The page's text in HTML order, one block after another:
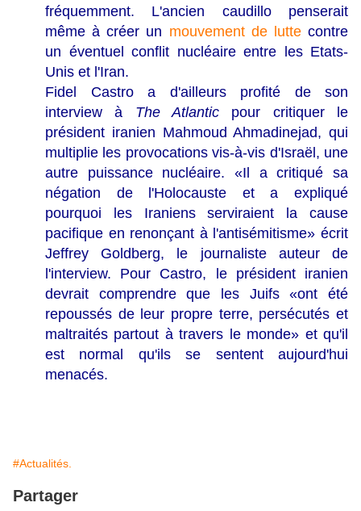
fréquemment. L'ancien caudillo penserait
même à créer un mouvement de luttecontre
un éventuel conflit nucléaire entre les Etats-
Unis et l'Iran.
Fidel Castro a d'ailleurs profité de son
interview à The Atlantic pour critiquer le
président iranien Mahmoud Ahmadinejad, qui
multiplie les provocations vis-à-vis d'Israël, une
autre puissance nucléaire. «Il a critiqué sa
négation de l'Holocauste et a expliqué
pourquoi les Iraniens serviraient la cause
pacifique en renonçant à l'antisémitisme» écrit
Jeffrey Goldberg, le journaliste auteur de
l'interview. Pour Castro, le président iranien
devrait comprendre que les Juifs «ont été
repoussés de leur propre terre, persécutés et
maltraités partout à travers le monde» et qu'il
est normal qu'ils se sentent aujourd'hui
menacés.
#Actualités.
Partager